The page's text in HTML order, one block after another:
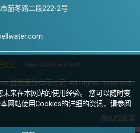
来在本网站的使用经验。 您可以随时变
网站使用Cookies的详细的资讯，请参阅
茄苳路二段222-2号
make it easy do it well
益锐股份有限公司. All Rights Reserved.
隐私权政策